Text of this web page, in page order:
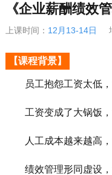
《企业薪酬绩效管
上课时间： 12月13-14日
【课程背景】
员工抱怨工资太低，
工资变成了大锅饭，
人工成本越来越高，
绩效管理形同虚设，